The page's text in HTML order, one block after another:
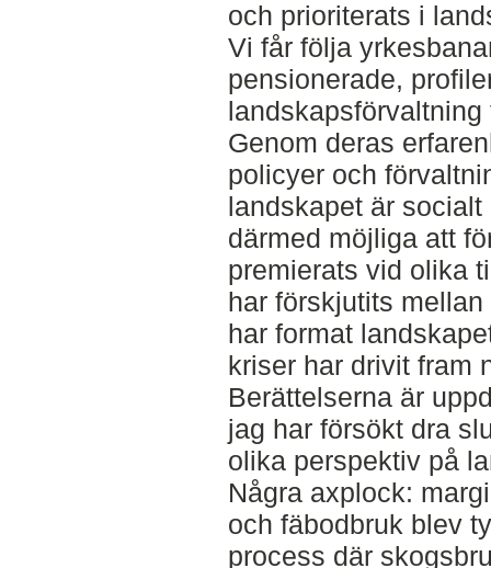
och prioriterats i
Vi får följa
pensionerade,
Genom deras
policyer och
landskapet är
därmed möjliga att
premierats vid olika
har förskjutits
har format
kriser har drivit fram
Berättelserna är
jag har försökt dra
olika perspektiv på
Några axplock:
och fäbodbruk blev
process där